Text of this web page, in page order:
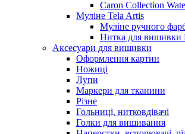
Caron Collection
Муліне Tela Artis
Муліне ручного
Нитка для вишивки
Аксесуари для вишивки
Оформлення картин
Ножиці
Лупи
Маркери для тканини
Різне
Гольниці, нитковдівачі
Голки для вишивання